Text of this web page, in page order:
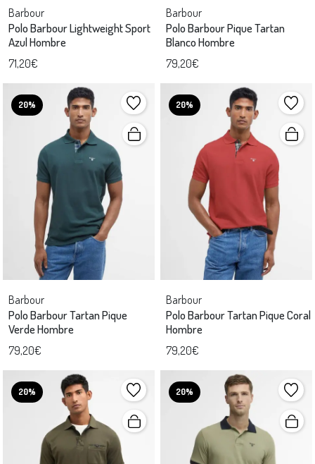
Barbour
Polo Barbour Lightweight Sport
Azul Hombre
71,20€
Barbour
Polo Barbour Pique Tartan
Blanco Hombre
79,20€
20%
Barbour
Polo Barbour Tartan Pique
Verde Hombre
79,20€
20%
Barbour
Polo Barbour Tartan Pique Coral
Hombre
79,20€
20% 20%